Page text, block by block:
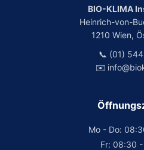
BIO-KLIMA
Heinrich-von-
1210 Wien,
📞 (01)
✉️
Mo - Do:
Fr: 08:30